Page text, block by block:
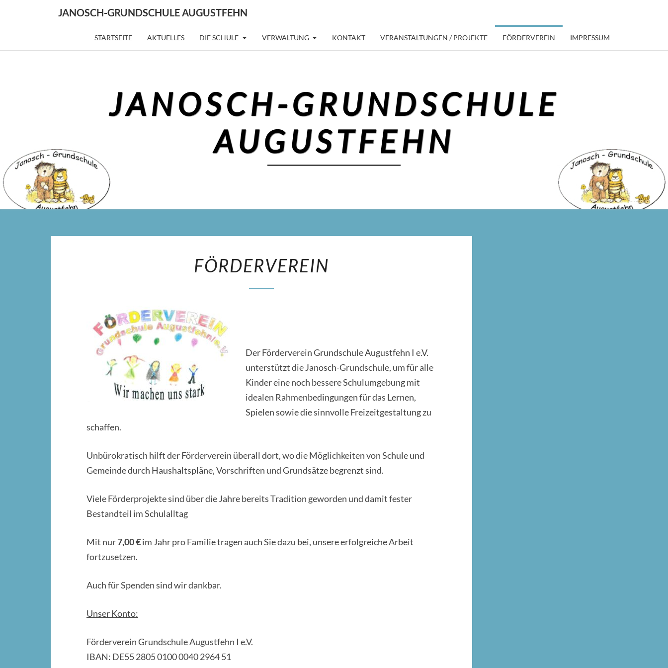
JANOSCH-GRUNDSCHULE AUGUSTFEHN
STARTSEITE AKTUELLES DIE SCHULE VERWALTUNG KONTAKT VERANSTALTUNGEN / PROJEKTE FÖRDERVEREIN IMPRESSUM
JANOSCH-GRUNDSCHULE
AUGUSTFEHN
FÖRDERVEREIN
Der Förderverein Grundschule Augustfehn I e.V.
unterstützt die Janosch-Grundschule, um für alle
Kinder eine noch bessere Schulumgebung mit
idealen Rahmenbedingungen für das Lernen,
Spielen sowie die sinnvolle Freizeitgestaltung zu
schaffen.
Unbürokratisch hilft der Förderverein überall dort, wo die Möglichkeiten von Schule und
Gemeinde durch Haushaltspläne, Vorschriften und Grundsätze begrenzt sind.
Viele Förderprojekte sind über die Jahre bereits Tradition geworden und damit fester
Bestandteil im Schulalltag
Mit nur7,00 €im Jahr pro Familie tragen auch Sie dazu bei, unsere erfolgreiche Arbeit
fortzusetzen.
Auch für Spenden sind wir dankbar.
Unser Konto:
Förderverein Grundschule Augustfehn I e.V.
IBAN: DE55 2805 0100 0040 2964 51